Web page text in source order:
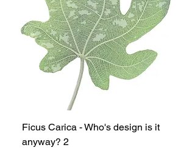
Ficus Carica - Who's design is it
anyway? 2